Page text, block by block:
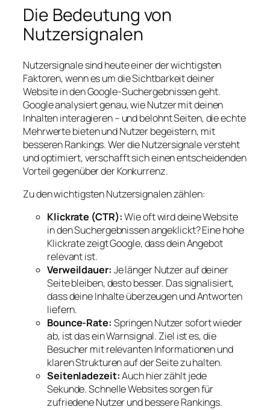
Die Bedeutung von
Nutzersignalen
Nutzersignale sind heute einer der wichtigsten
Faktoren, wenn es um die Sichtbarkeit deiner
Website in den Google-Suchergebnissen geht.
Google analysiert genau, wie Nutzer mit deinen
Inhalten interagieren – und belohnt Seiten, die echte
Mehrwerte bieten und Nutzer begeistern, mit
besseren Rankings. Wer die Nutzersignale versteht
und optimiert, verschafft sich einen entscheidenden
Vorteil gegenüber der Konkurrenz.
Zu den wichtigsten Nutzersignalen zählen:
Klickrate (CTR):Wie oft wird deine Website
in den Suchergebnissen angeklickt? Eine hohe
Klickrate zeigt Google, dass dein Angebot
relevant ist.
Verweildauer: Je länger Nutzer auf deiner
Seite bleiben, desto besser. Das signalisiert,
dass deine Inhalte überzeugen und Antworten
liefern.
Bounce-Rate: Springen Nutzer sofort wieder
ab, ist das ein Warnsignal. Ziel ist es, die
Besucher mit relevanten Informationen und
klaren Strukturen auf der Seite zu halten.
Seitenladezeit:Auch hier zählt jede
Sekunde. Schnelle Websites sorgen für
zufriedene Nutzer und bessere Rankings.